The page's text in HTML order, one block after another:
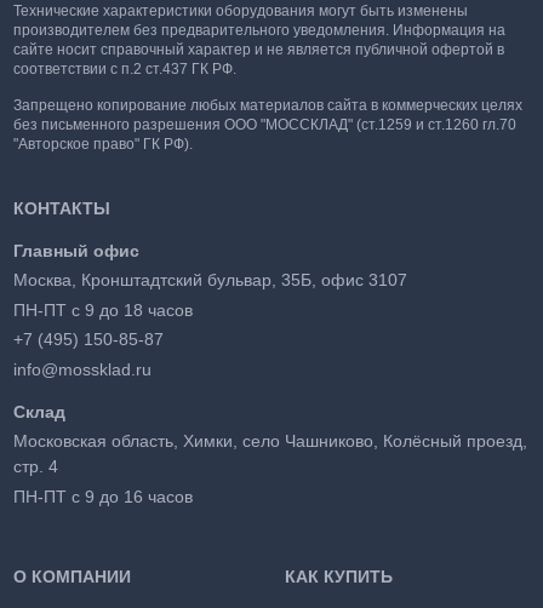
Технические характеристики оборудования могут быть изменены
производителем без предварительного уведомления. Информация на
сайте носит справочный характер и не является публичной офертой в
соответствии с п.2 ст.437 ГК РФ.
Запрещено копирование любых материалов сайта в коммерческих целях
без письменного разрешения ООО "МОССКЛАД" (ст.1259 и ст.1260 гл.70
"Авторское право" ГК РФ).
О КОМПАНИИ КАК КУПИТЬ
КОНТАКТЫ
Главный офис
Москва, Кронштадтский бульвар, 35Б, офис 3107
ПН-ПТ с 9 до 18 часов
+7 (495) 150-85-87
info@mossklad.ru
Склад
Московская область, Химки, село Чашниково, Колёсный проезд,
стр. 4
ПН-ПТ с 9 до 16 часов